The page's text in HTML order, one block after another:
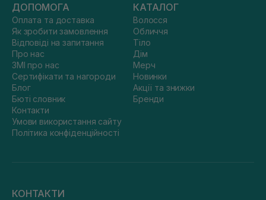
ДОПОМОГА
Оплата та доставка
Як зробити замовлення
Відповіді на запитання
Про нас
ЗМІ про нас
Сертифікати та нагороди
Блог
Бюті словник
Контакти
Умови використання сайту
Політика конфіденційності
КАТАЛОГ
Волосся
Обличчя
Тіло
Дім
Мерч
Новинки
Акції та знижки
Бренди
КОНТАКТИ